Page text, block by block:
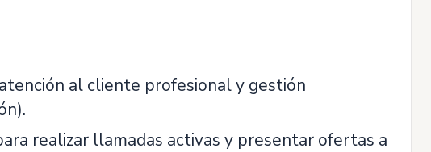
al cliente profesional y gestión
realizar llamadas activas y presentar ofertas a